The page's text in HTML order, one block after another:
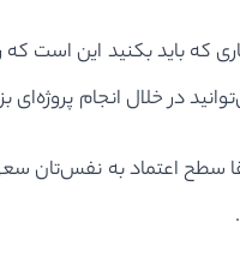
که باید بکنید این است
در خلال انجام
سطح اعتماد به نفس‌تان